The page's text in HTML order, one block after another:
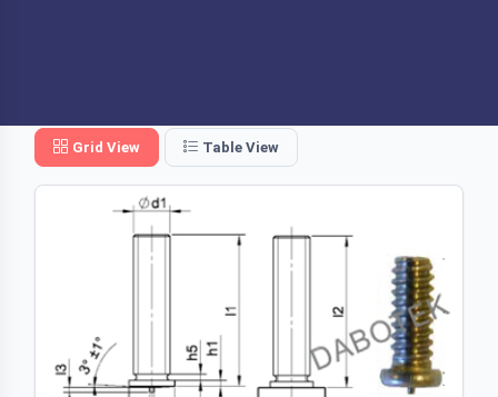
Grid View Table View